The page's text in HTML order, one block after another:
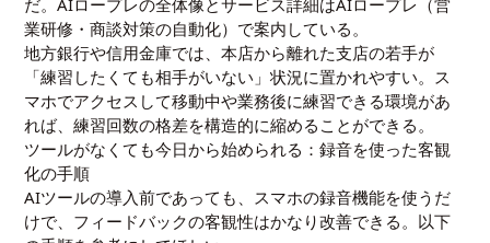
だ。AIロープレの全体像とサービス詳細はAIロープレ（営
業研修・商談対策の自動化） で案内している。
地方銀行や信用金庫では、本店から離れた支店の若手が
「練習したくても相手がいない」状況に置かれやすい。ス
マホでアクセスして移動中や業務後に練習できる環境があ
れば、練習回数の格差を構造的に縮めることができる。
ツールがなくても今日から始められる：録音を使った客観
化の手順
AIツールの導入前であっても、スマホの録音機能を使うだ
けで、フィードバックの客観性はかなり改善できる。以下